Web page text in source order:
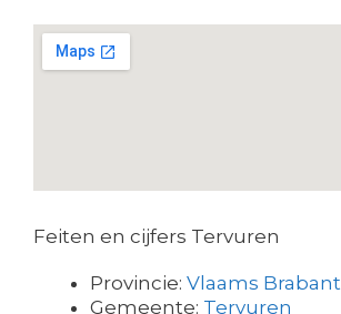
Feiten en cijfers Tervuren
Provincie: Vlaams Brabant
Gemeente: Tervuren